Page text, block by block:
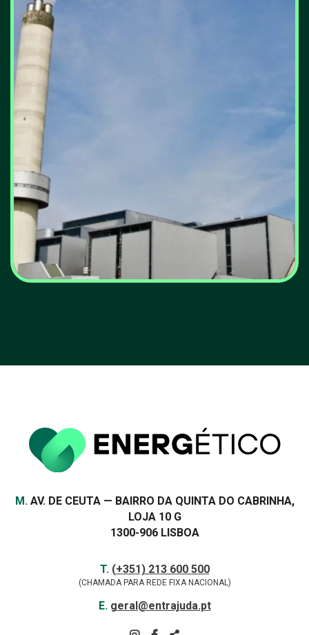
Morada
M.AV. DE CEUTA — BAIRRO DA QUINTA DO CABRINHA,
LOJA 10 G
1300-906 LISBOA
T. (+351) 213 600 500
(CHAMADA PARA REDE FIXA NACIONAL)
E. geral@entrajuda.pt